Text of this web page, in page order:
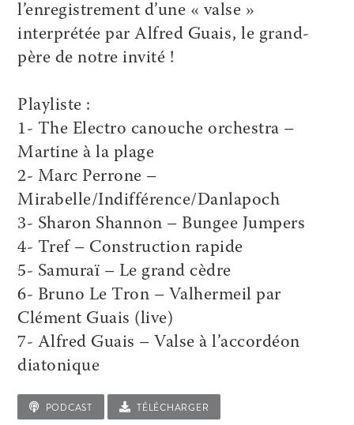
l’enregistrement d’une « valse »
interprétée parAlfred Guais, le grand-
père de notre invité !
Playliste :
1- The Electro canouche orchestra –
Martine à la plage
2- Marc Perrone –
Mirabelle/Indifférence/Danlapoch
3- Sharon Shannon – Bungee Jumpers
4- Tref – Construction rapide
5- Samuraï – Le grand cèdre
6- Bruno Le Tron – Valhermeil par
Clément Guais (live)
7- Alfred Guais – Valse à l’accordéon
diatonique
PODCAST TÉLÉCHARGER